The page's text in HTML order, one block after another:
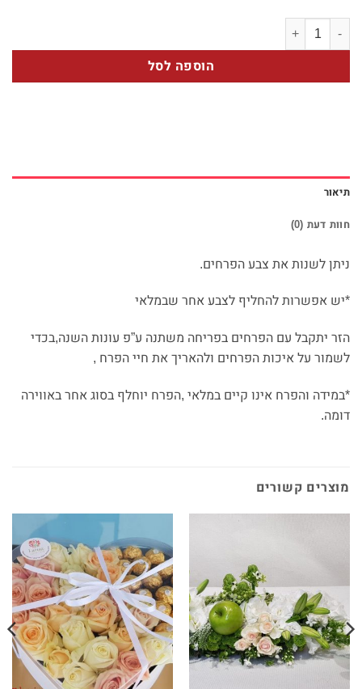
כמות של 3 סידור שולחני מאורך
הוספה לסל
תיאור
חוות דעת (0)
ניתן לשנות את צבע הפרחים.
*יש אפשרות להחליף לצבע אחר שבמלאי
הזר יתקבל עם הפרחים בפריחה משתנה ע”פ עונות השנה,בכדי
לשמור על איכות הפרחים ולהאריך את חיי הפרח ,
*במידה והפרח אינו קיים במלאי ,הפרח יוחלף בסוג אחר באווירה
דומה.
מוצרים קשורים